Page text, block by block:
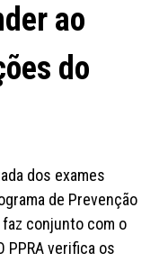
ao
do
dos exames
de Prevenção
faz conjunto com o
PPRA verifica os